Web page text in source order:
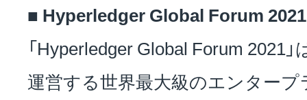
■ Hyperledger Global Forum
「Hyperledger Global Forum 2021
運営する世界最大級のエンター